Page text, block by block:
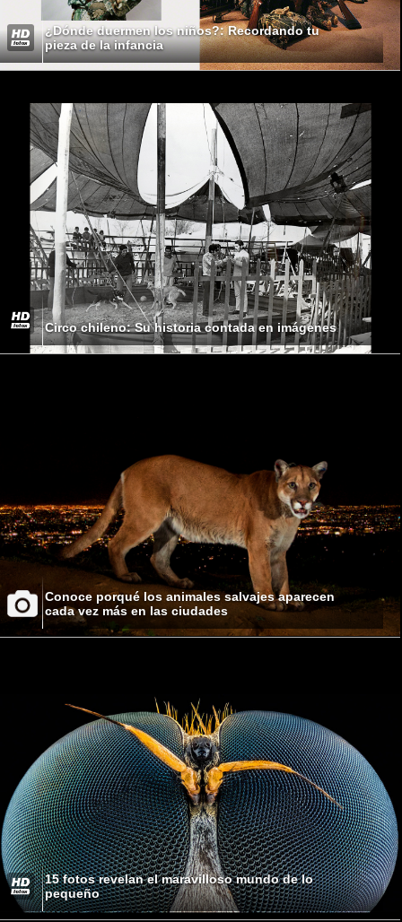
¿Dónde duermen los niños?: Recordando tu
pieza de la infancia
Circo chileno: Su historia contada en imágenes
Conoce porqué los animales salvajes aparecen
cada vez más en las ciudades
15 fotos revelan el maravilloso mundo de lo
pequeño